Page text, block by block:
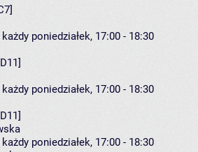
każdy poniedziałek, 17:00 - 18:30
każdy poniedziałek, 17:00 - 18:30
każdy poniedziałek, 17:00 - 18:30